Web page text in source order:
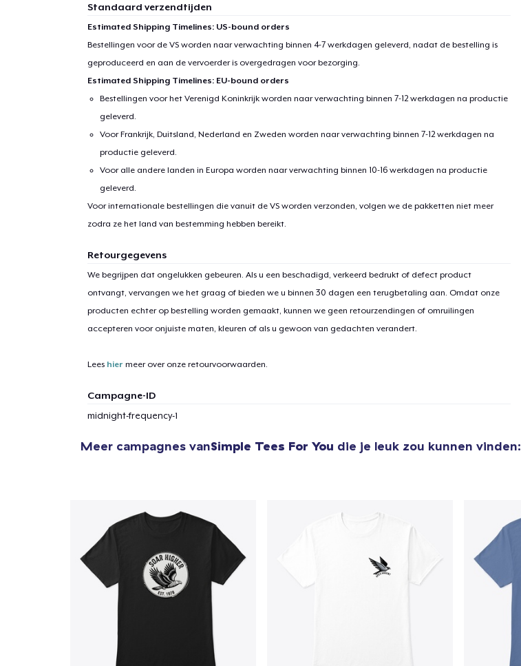
Standaard verzendtijden
Estimated Shipping Timelines: US-bound orders
Bestellingen voor de VS worden naar verwachting binnen 4-7 werkdagen geleverd, nadat de bestelling is
geproduceerd en aan de vervoerder is overgedragen voor bezorging.
Estimated Shipping Timelines: EU-bound orders
Bestellingen voor het Verenigd Koninkrijk worden naar verwachting binnen 7-12 werkdagen na productie
geleverd.
Voor Frankrijk, Duitsland, Nederland en Zweden worden naar verwachting binnen 7-12 werkdagen na
productie geleverd.
Voor alle andere landen in Europa worden naar verwachting binnen 10-16 werkdagen na productie
geleverd.
Voor internationale bestellingen die vanuit de VS worden verzonden, volgen we de pakketten niet meer
zodra ze het land van bestemming hebben bereikt.
Retourgegevens
We begrijpen dat ongelukken gebeuren. Als u een beschadigd, verkeerd bedrukt of defect product
ontvangt, vervangen we het graag of bieden we u binnen 30 dagen een terugbetaling aan. Omdat onze
producten echter op bestelling worden gemaakt, kunnen we geen retourzendingen of omruilingen
accepteren voor onjuiste maten, kleuren of als u gewoon van gedachten verandert.
Lees hier meer over onze retourvoorwaarden.
Campagne-ID
midnight-frequency-1
Meer campagnes vanSimple Tees For You die je leuk zou kunnen vinden:
1 winkelwagen toegevoegd